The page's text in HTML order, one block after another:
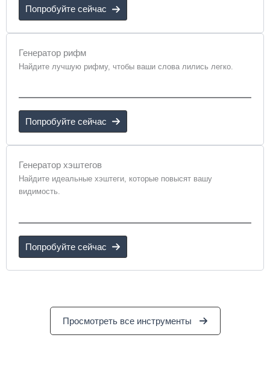
Попробуйте сейчас
Генератор рифм
Найдите лучшую рифму, чтобы ваши слова лились легко.
Попробуйте сейчас
Генератор хэштегов
Найдите идеальные хэштеги, которые повысят вашу
видимость.
Попробуйте сейчас
Просмотреть все инструменты